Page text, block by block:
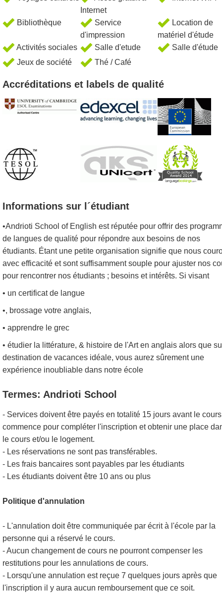
Internet
Bibliothèque
Service
d'impression
Location de
matériel d'étude
Activités sociales
Salle d'etude
Salle d'étude
Jeux de société
Thé / Café
Accréditations et labels de qualité
Informations sur l´étudiant
•Andrioti School of English est réputée pour offrir des
de langues de qualité pour répondre aux besoins de nos
étudiants. Étant une petite organisation signifie que nous
avec efficacité et sont suffisamment souple pour ajuster nos
pour rencontrer nos étudiants ; besoins et intérêts. Si visant
• un certificat de langue
•, brossage votre anglais,
• apprendre le grec
• étudier la littérature, & histoire de l'Art en anglais alors que
destination de vacances idéale, vous aurez sûrement une
expérience inoubliable dans notre école
Termes: Andrioti School
- Services doivent être payés en totalité 15 jours avant le cours
commence pour compléter l'inscription et obtenir une place
le cours et/ou le logement.
- Les réservations ne sont pas transférables.
- Les frais bancaires sont payables par les étudiants
- Les étudiants doivent être 10 ans ou plus
Politique d'annulation
- L'annulation doit être communiquée par écrit à l'école par la
personne qui a réservé le cours.
- Aucun changement de cours ne pourront compenser les
restitutions pour les annulations de cours.
- Lorsqu'une annulation est reçue 7 quelques jours après que
l'inscription il y aura aucun remboursement que ce soit.